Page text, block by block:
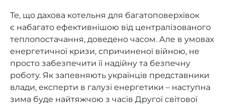
Те, що дахова котельня для багатоповерхівок
є набагато ефективнішою від централізованого
теплопостачання, доведено часом. Але в умовах
енергетичної кризи, спричиненої війною, не
просто забезпечити її надійну та безпечну
роботу. Як запевняють українців представники
влади, експерти в галузі енергетики – наступна
зима буде найтяжчою з часів Другої світової